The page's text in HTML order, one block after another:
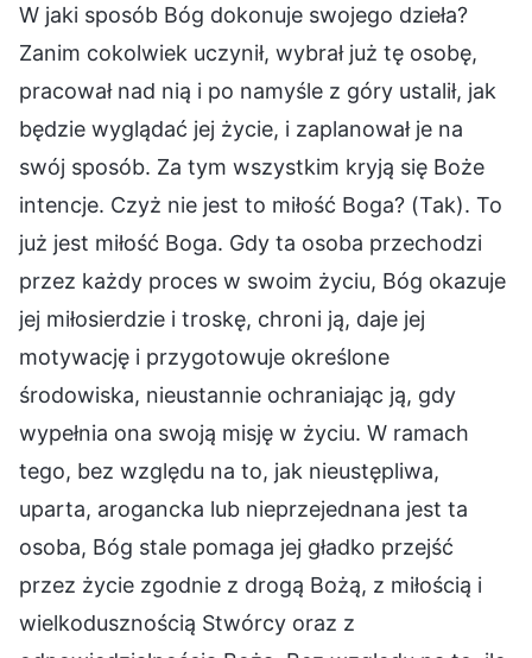
W jaki sposób Bóg dokonuje swojego dzieła?
Zanim cokolwiek uczynił, wybrał już tę osobę,
pracował nad nią i po namyśle z góry ustalił, jak
będzie wyglądać jej życie, i zaplanował je na
swój sposób. Za tym wszystkim kryją się Boże
intencje. Czyż nie jest to miłość Boga? (Tak). To
już jest miłość Boga. Gdy ta osoba przechodzi
przez każdy proces w swoim życiu, Bóg okazuje
jej miłosierdzie i troskę, chroni ją, daje jej
motywację i przygotowuje określone
środowiska, nieustannie ochraniając ją, gdy
wypełnia ona swoją misję w życiu. W ramach
tego, bez względu na to, jak nieustępliwa,
uparta, arogancka lub nieprzejednana jest ta
osoba, Bóg stale pomaga jej gładko przejść
przez życie zgodnie z drogą Bożą, z miłością i
wielkodusznością Stwórcy oraz z